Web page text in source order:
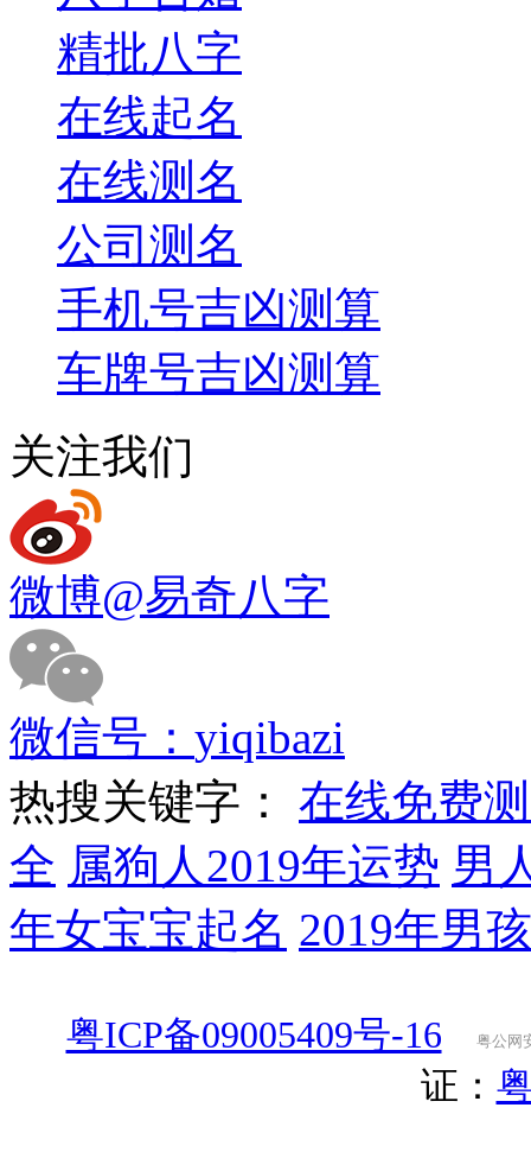
精批八字
在线起名
在线测名
公司测名
手机号吉凶测算
车牌号吉凶测算
关注我们
微博@易奇八字
微信号： yiqibazi
热搜关键字： 在线免费
全 属狗人2019年运势 男
年女宝宝起名 2019年男
粤ICP备09005409号-16 粤公网
证：